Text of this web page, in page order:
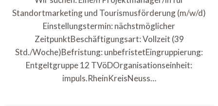
Standortmarketing und Tourismusförderung (m/w/d)
Einstellungstermin: nächstmöglicher
ZeitpunktBeschäftigungsart: Vollzeit (39
Std./Woche)Befristung: unbefristetEingruppierung:
Entgeltgruppe 12 TVöDOrganisationseinheit:
impuls.RheinKreisNeuss…